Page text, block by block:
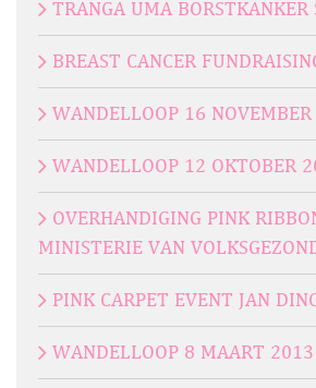
TRANGA UMA BORSTKANKER
BREAST CANCER
WANDELLOOP 16
WANDELLOOP 12 OKTOBER
OVERHANDIGING PINK
MINISTERIE VAN
PINK CARPET EVENT JAN
WANDELLOOP 8 MAART 2013